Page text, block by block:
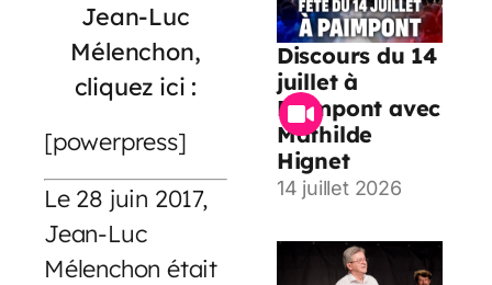
Jean-Luc
Mélenchon,
cliquez ici :
[powerpress]
Le 28 juin 2017,
Jean-Luc
Mélenchon était
Discours du 14
juillet à
Paimpont avec
Mathilde
Hignet
14 juillet 2026